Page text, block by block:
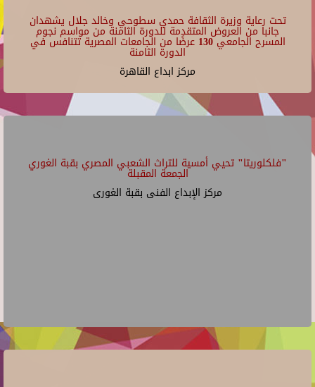
عرض الأراجوز وخيال الظل فرقة "ومضة" - مؤسس
الفرقة ومؤلف ومخرج عروضها د/ نبيل بهجت
Repeats every week every Friday until Fri Aug 29 2025.
تحت رعاية وزيرة الثقافة حمدي سطوحي وخالد جلال يشهدان
جانبا من العروض المتقدمة للدورة الثامنة من مواسم نجوم
المسرح الجامعي 130 عرضًا من الجامعات المصرية تتنافس في
الدورة الثامنة
مركز ابداع القاهرة
"فلكلوريتا" تحيي أمسية للتراث الشعبي المصري بقبة الغوري
الجمعة المقبلة
مركز الإبداع الفنى بقبة الغورى